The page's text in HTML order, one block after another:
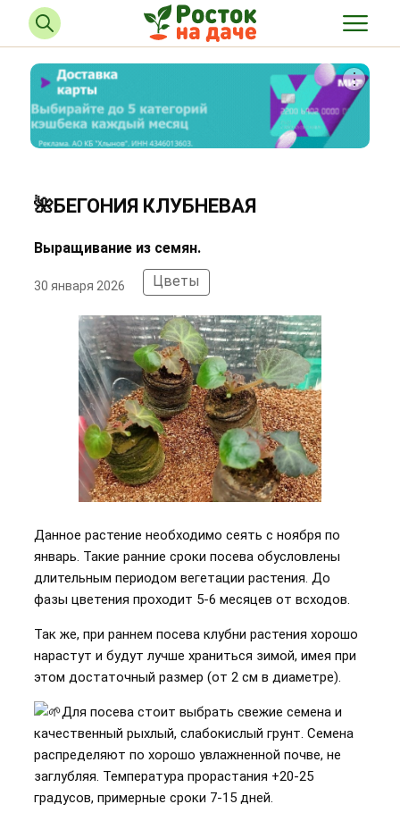
🌺БЕГОНИЯ КЛУБНЕВАЯ
Выращивание из семян.
30 января 2026 Цветы
Данное растение необходимо сеять с ноября по
январь. Такие ранние сроки посева обусловлены
длительным периодом вегетации растения. До
фазы цветения проходит 5-6 месяцев от всходов.
Так же, при раннем посева клубни растения хорошо
нарастут и будут лучше храниться зимой, имея при
этом достаточный размер (от 2 см в диаметре).
Для посева стоит выбрать свежие семена и
качественный рыхлый, слабокислый грунт. Семена
распределяют по хорошо увлажненной почве, не
заглубляя. Температура прорастания +20-25
градусов, примерные сроки 7-15 дней.